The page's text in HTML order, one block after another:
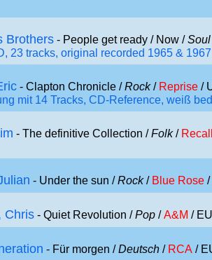
Brothers - People get ready / Now /Soul
23 tracks, original recorded 1965 & 1967
- Clapton Chronicle /Rock/ Reprise /
mit 14 Tracks, CD-Reference, weiß
- The definitive Collection /Folk/ Recall
- Under the sun /Rock/ Blue Rose /
Chris - Quiet Revolution /Pop /A&M /
- Für morgen /Deutsch / RCA /